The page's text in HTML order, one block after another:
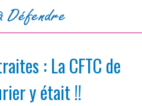
: La CFTC de
y était !!